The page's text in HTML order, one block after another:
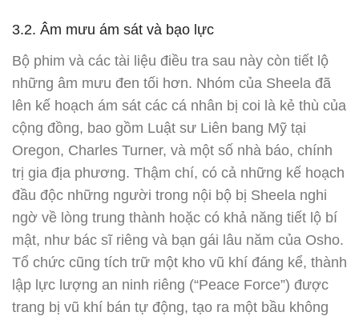
3.2. Âm mưu ám sát và bạo lực
Bộ phim và các tài liệu điều tra sau này còn tiết lộ
những âm mưu đen tối hơn. Nhóm của Sheela đã
lên kế hoạch ám sát các cá nhân bị coi là kẻ thù của
cộng đồng, bao gồm Luật sư Liên bang Mỹ tại
Oregon, Charles Turner, và một số nhà báo, chính
trị gia địa phương. Thậm chí, có cả những kế hoạch
đầu độc những người trong nội bộ bị Sheela nghi
ngờ về lòng trung thành hoặc có khả năng tiết lộ bí
mật, như bác sĩ riêng và bạn gái lâu năm của Osho.
Tổ chức cũng tích trữ một kho vũ khí đáng kể, thành
lập lực lượng an ninh riêng (“Peace Force”) được
trang bị vũ khí bán tự động, tạo ra một bầu không